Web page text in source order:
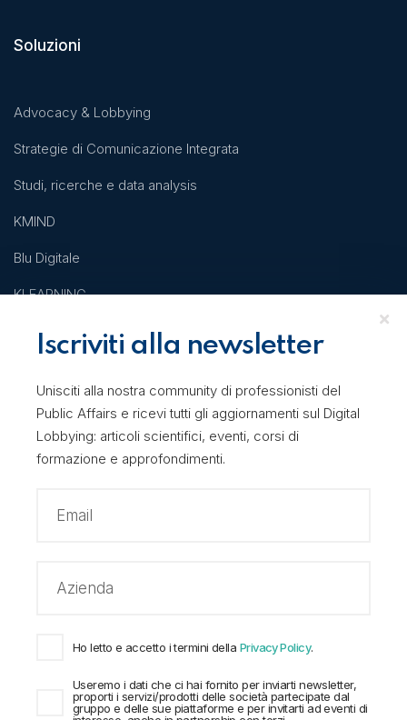
Soluzioni
Advocacy & Lobbying
Strategie di Comunicazione Integrata
Studi, ricerche e data analysis
KMIND
Blu Digitale
KLEARNING
Corsi
Destinatari
Iscriviti alla newsletter
Unisciti alla nostra community di professionisti del
Public Affairs e ricevi tutti gli aggiornamenti sul Digital
Lobbying: articoli scientifici, eventi, corsi di
formazione e approfondimenti.
Ho letto e accetto i termini della Privacy Policy.
Useremo i dati che ci hai fornito per inviarti newsletter,
proporti i servizi/prodotti delle società partecipate dal
gruppo e delle sue piattaforme e per invitarti ad eventi di